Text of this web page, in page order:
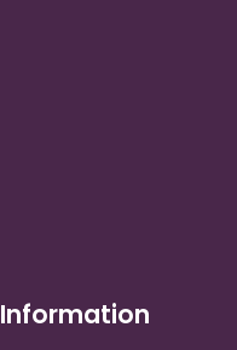
Information